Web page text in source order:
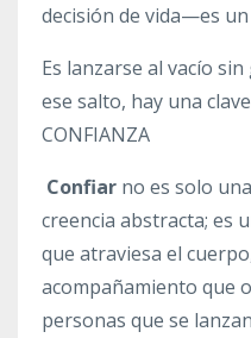
decisión de vida—es
Es lanzarse al vacío
ese salto, hay una
CONFIANZA
Confiar no es solo
creencia abstracta; es
que atraviesa el
acompañamiento que
personas que se